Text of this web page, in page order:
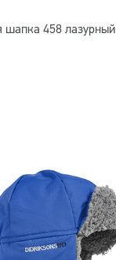
шапка 458 лазурный